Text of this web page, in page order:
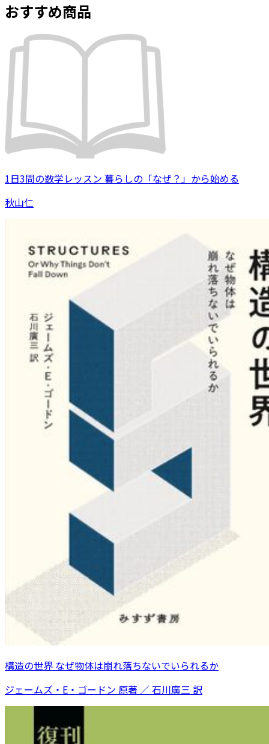
おすすめ商品
1日3問の数学レッスン 暮らしの「なぜ？」から始める
秋山仁
構造の世界 なぜ物体は崩れ落ちないでいられるか
ジェームズ・E・ゴードン 原著 ／ 石川廣三 訳